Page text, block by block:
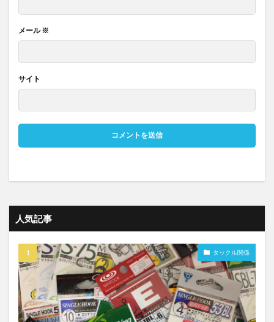
メール※
サイト
人気記事
タックル関係